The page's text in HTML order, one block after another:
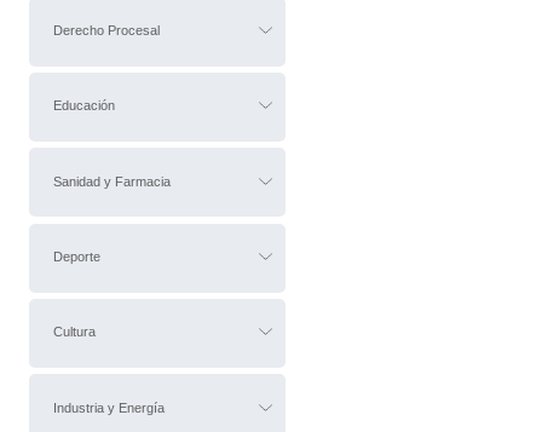
Derecho Procesal
Educación
Sanidad y Farmacia
Deporte
Cultura
Industria y Energía